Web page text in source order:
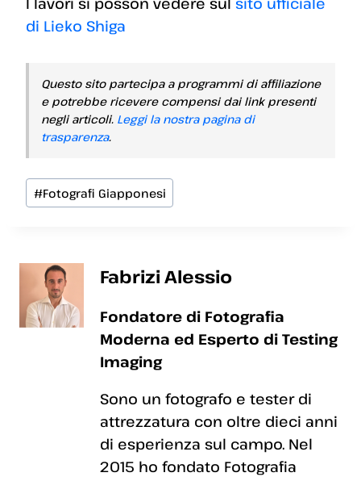
di Lieko Shiga
Questo sito partecipa a programmi di affiliazione
e potrebbe ricevere compensi dai link presenti
negli articoli. Leggi la nostra pagina di
trasparenza.
Tag
articolo:
#Fotografi Giapponesi
Fabrizi Alessio
Fondatore di Fotografia
Moderna ed Esperto di Testing
Imaging
Sono un fotografo e tester di
attrezzatura con oltre dieci anni
di esperienza sul campo. Nel
2015 ho fondato Fotografia